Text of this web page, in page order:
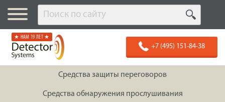
★ НАМ 19 ЛЕТ ★
+7 (495) 151-84-38
Средства защиты переговоров
Средства обнаружения прослушивания